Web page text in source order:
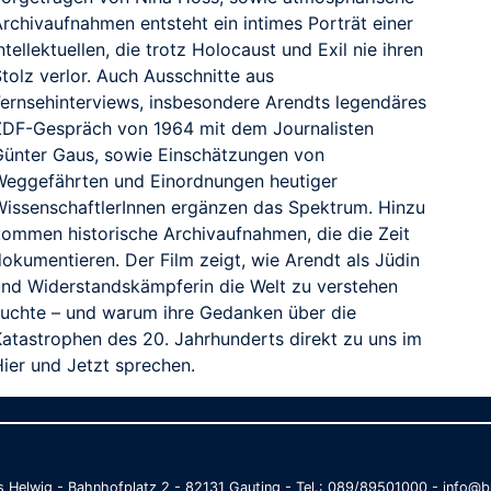
entsteht ein intimes Porträt einer
die trotz Holocaust und Exil nie ihren
verlor. Auch Ausschnitte aus
insbesondere Arendts legendäres
Gespräch von 1964 mit dem Journalisten
Gaus, sowie Einschätzungen von
und Einordnungen heutiger
ergänzen das Spektrum. Hinzu
historische Archivaufnahmen, die die Zeit
Der Film zeigt, wie Arendt als Jüdin
Widerstandskämpferin die Welt zu verstehen
– und warum ihre Gedanken über die
des 20. Jahrhunderts direkt zu uns im
und Jetzt sprechen.
- Bahnhofplatz 2 - 82131 Gauting - Tel.: 089/89501000 -